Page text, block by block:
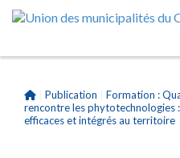
Publication
Formation :
rencontre les phytotechnologies
efficaces et intégrés au territoire